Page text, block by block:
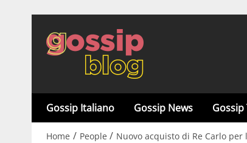
Gossip Italiano Gossip News Gossip
Home / People / Nuovo acquisto di Re Carlo